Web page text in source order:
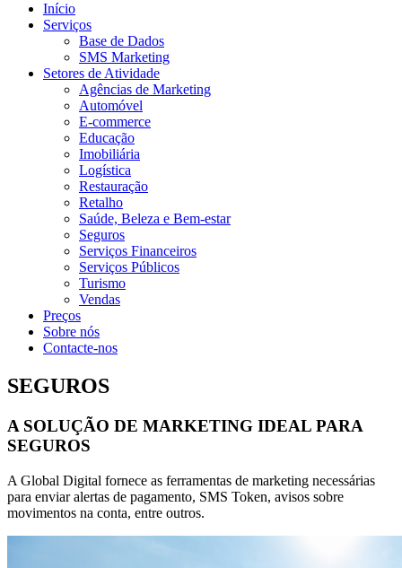
Início
Serviços
Base de Dados
SMS Marketing
Setores de Atividade
Agências de Marketing
Automóvel
E-commerce
Educação
Imobiliária
Logística
Restauração
Retalho
Saúde, Beleza e Bem-estar
Seguros
Serviços Financeiros
Serviços Públicos
Turismo
Vendas
Preços
Sobre nós
Contacte-nos
SEGUROS
A SOLUÇÃO DE MARKETING IDEAL PARA
SEGUROS
A Global Digital fornece as ferramentas de marketing necessárias
para enviar alertas de pagamento, SMS Token, avisos sobre
movimentos na conta, entre outros.